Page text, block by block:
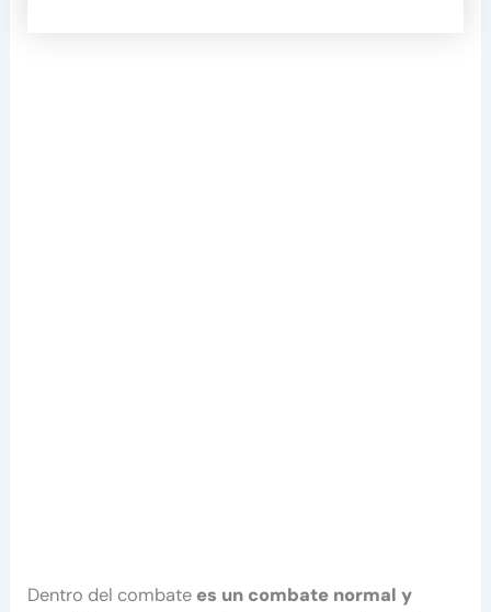
Dentro del combate es un combate normal y